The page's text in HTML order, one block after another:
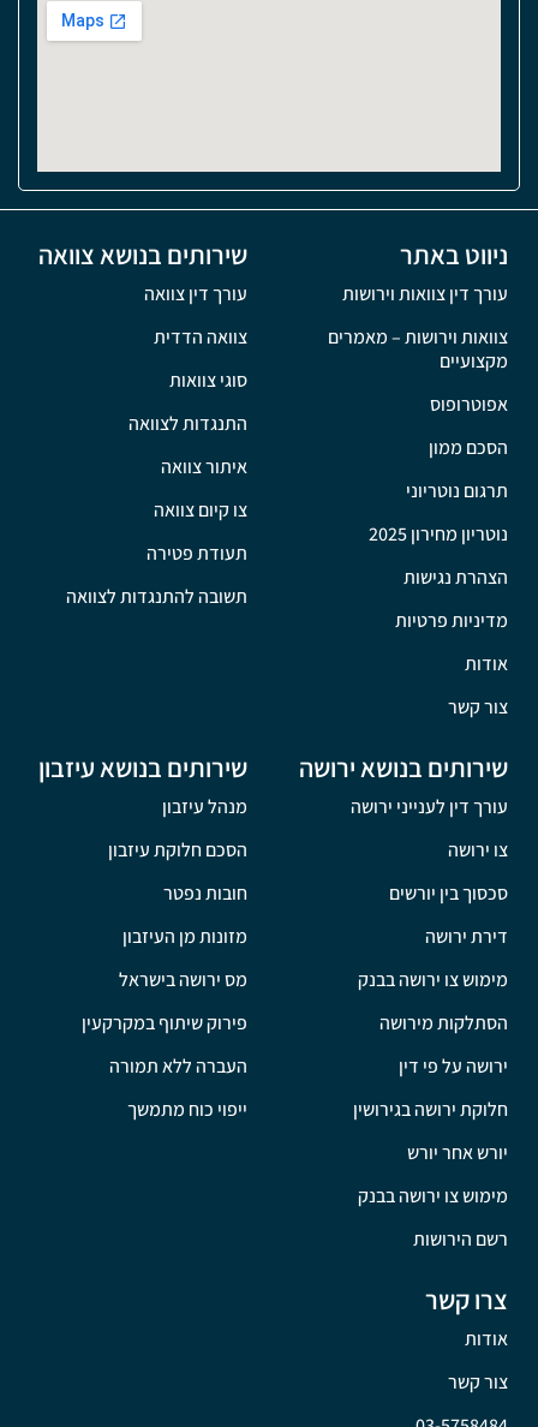
ניווט באתר
עורך דין צוואות וירושות
צוואות וירושות – מאמרים
מקצועיים
אפוטרופוס
הסכם ממון
תרגום נוטריוני
נוטריון מחירון 2025
הצהרת נגישות
מדיניות פרטיות
אודות
צור קשר
שירותים בנושא צוואה
עורך דין צוואה
צוואה הדדית
סוגי צוואות
התנגדות לצוואה
איתור צוואה
צו קיום צוואה
תעודת פטירה
תשובה להתנגדות לצוואה
שירותים בנושא ירושה
עורך דין לענייני ירושה
צו ירושה
סכסוך בין יורשים
דירת ירושה
מימוש צו ירושה בבנק
הסתלקות מירושה
ירושה על פי דין
חלוקת ירושה בגירושין
יורש אחר יורש
מימוש צו ירושה בבנק
רשם הירושות
שירותים בנושא עיזבון
מנהל עיזבון
הסכם חלוקת עיזבון
חובות נפטר
מזונות מן העיזבון
מס ירושה בישראל
פירוק שיתוף במקרקעין
העברה ללא תמורה
ייפוי כוח מתמשך
צרו קשר
אודות
צור קשר